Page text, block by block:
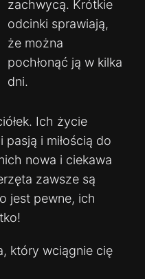
zachwycą. Krótkie
odcinki sprawiają,
że można
pochłonąć ją w kilka
dni.
Ich życie
pasją i miłością do
nowa i ciekawa
zawsze są
jest pewne, ich
który wciągnie cię